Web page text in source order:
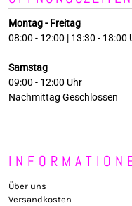
Montag - Freitag
08:00 - 12:00 | 13:30 - 18:00
Samstag
09:00 - 12:00 Uhr
Nachmittag Geschlossen
Über uns
Versandkosten